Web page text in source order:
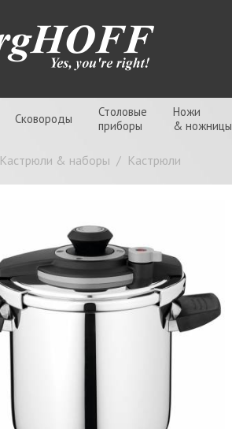
Сковороды
Столовые
приборы
Ножи
& ножницы
Кастрюли & наборы / Кастрюли